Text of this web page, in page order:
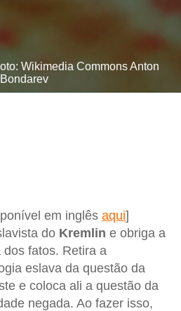
Wikimedia Commons Anton
Bondarev
em inglês aqui]
do Kremlin e obriga a
fatos. Retira a
eslava da questão da
e coloca ali a questão da
negada. Ao fazer isso,